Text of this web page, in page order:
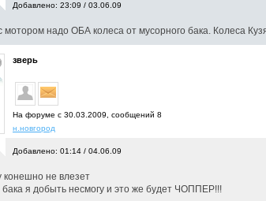
Добавлено: 23:09 / 03.06.09
мотором надо ОБА колеса от мусорного бака. Колеса
зверь
На форуме с 30.03.2009, cообщений 8
н.новгород
Добавлено: 01:14 / 04.06.09
конешно не влезет
бака я добыть несмогу и это же будет ЧОППЕР!!!